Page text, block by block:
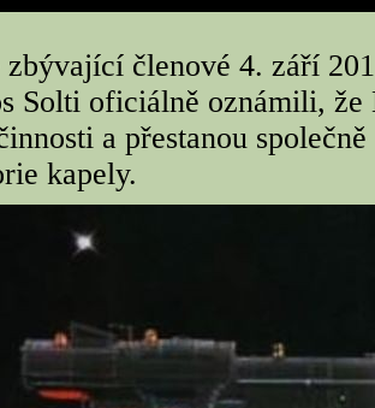
zbývající členové 4. září
Solti oficiálně oznámili,
a přestanou
kapely.